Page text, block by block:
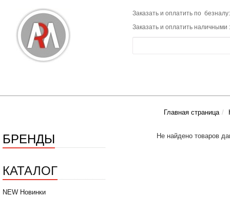
Заказать и оплатить по
Заказать и оплатить наличными
Главная страница
БРЕНДЫ
КАТАЛОГ
NEW Новинки
Не найдено товаров